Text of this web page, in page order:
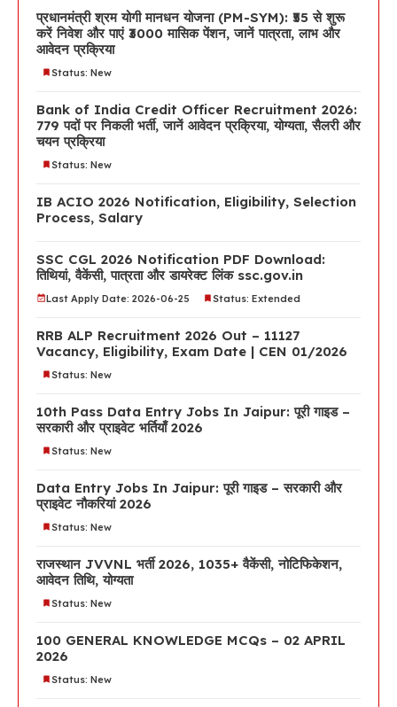
प्रधानमंत्री श्रम योगी मानधन योजना (PM-SYM): ₹55 से शुरू
करें निवेश और पाएं ₹3000 मासिक पेंशन, जानें पात्रता, लाभ और
आवेदन प्रक्रिया
Status: New
Bank of India Credit Officer Recruitment 2026:
779 पदों पर निकली भर्ती, जानें आवेदन प्रक्रिया, योग्यता, सैलरी और
चयन प्रक्रिया
Status: New
IB ACIO 2026 Notification, Eligibility, Selection
Process, Salary
SSC CGL 2026 Notification PDF Download:
तिथियां, वैकेंसी, पात्रता और डायरेक्ट लिंक ssc.gov.in
Last Apply Date: 2026-06-25 Status: Extended
RRB ALP Recruitment 2026 Out – 11127
Vacancy, Eligibility, Exam Date | CEN 01/2026
Status: New
10th Pass Data Entry Jobs In Jaipur: पूरी गाइड –
सरकारी और प्राइवेट भर्तियाँ 2026
Status: New
Data Entry Jobs In Jaipur: पूरी गाइड – सरकारी और
प्राइवेट नौकरियां 2026
Status: New
राजस्थान JVVNL भर्ती 2026, 1035+ वैकेंसी, नोटिफिकेशन,
आवेदन तिथि, योग्यता
Status: New
100 GENERAL KNOWLEDGE MCQs – 02 APRIL
2026
Status: New